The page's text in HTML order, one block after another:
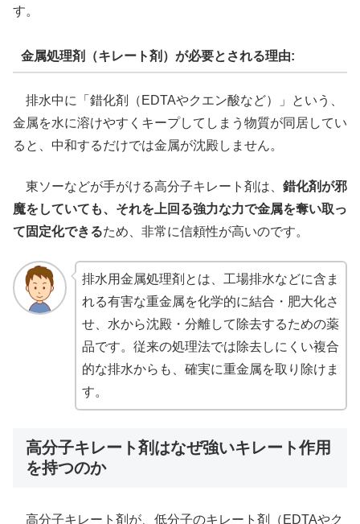
す。
金属処理剤（キレート剤）が必要とされる理由:
排水中に「錯化剤（EDTAやクエン酸など）」という、
金属を水に溶けやすくキープしてしまう物質が同居してい
ると、中和するだけでは金属が沈殿しません。
東ソーなどが手がける高分子キレート剤は、 錯化剤が邪
魔をしていても、それを上回る強力な力で金属を奪い取っ
て固定化できるため、非常に信頼性が高いのです。
排水用金属処理剤とは、工場排水などに含ま
れる有害な重金属を化学的に結合・肥大化さ
せ、水から沈殿・分離して除去するための薬
品です。従来の処理法では除去しにくい複合
的な排水からも、確実に重金属を取り除けま
す。
高分子キレート剤はなぜ強いキレート作用
を持つのか
高分子キレート剤が、低分子のキレート剤（EDTAやク